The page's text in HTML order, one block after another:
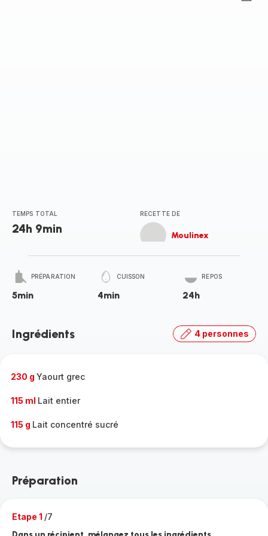
TEMPS TOTAL
24h 9min
RECETTE DE
Moulinex
PRÉPARATION
5min
CUISSON
4min
REPOS
24h
Ingrédients 4 personnes
230 g Yaourt grec
115 ml Lait entier
115 g Lait concentré sucré
Préparation
Etape 1 /7